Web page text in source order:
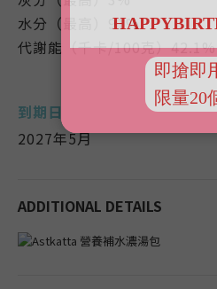
水分（最高）91%
代謝能（千卡/100克）42.1%
到期日
2027年5月
ADDITIONAL DETAILS